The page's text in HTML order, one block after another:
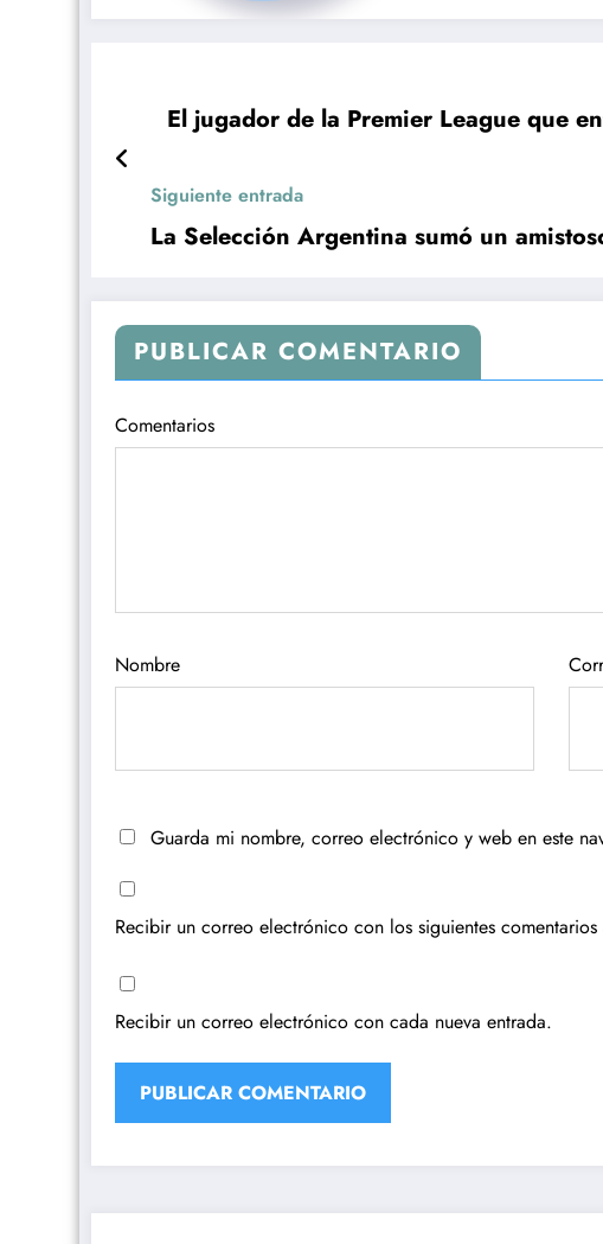
El jugador de la Premier League que
Siguiente entrada
La Selección Argentina sumó un
PUBLICAR COMENTARIO
Comentarios
Nombre
Guarda mi nombre, correo electrónico y web en este
Recibir un correo electrónico con los siguientes comentarios
Recibir un correo electrónico con cada nueva entrada.